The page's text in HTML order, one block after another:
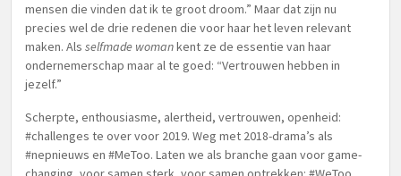
mensen die vinden dat ik te groot droom.” Maar dat zijn nu
precies wel de drie redenen die voor haar het leven relevant
maken. Als selfmade womankent ze de essentie van haar
ondernemerschap maar al te goed: “Vertrouwen hebben in
jezelf.”
Scherpte, enthousiasme, alertheid, vertrouwen, openheid:
#challenges te over voor 2019. Weg met 2018-drama’s als
#nepnieuws en #MeToo. Laten we als branche gaan voor game-